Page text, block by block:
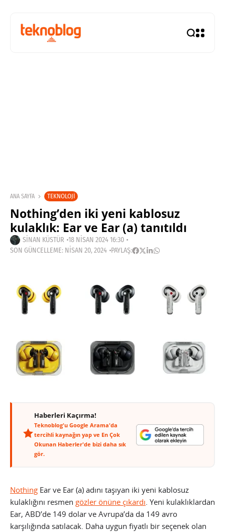
ANA SAYFA TEKNOLOJI
Nothing’den iki yeni kablosuz
kulaklık: Ear ve Ear (a) tanıtıldı
SINAN KÜSTÜR 18 NISAN 2024 16:30
SON GÜNCELLEME: NISAN 20, 2024 PAYLAŞ:
Haberleri Kaçırma!
Teknoblog'u Google Arama'da
tercihli kaynağın yap ve En Çok
Okunan Haberler'de bizi daha sık
gör.
Nothing Ear ve Ear (a) adını taşıyan iki yeni kablosuz
kulaklığını resmen gözler önüne çıkardı. Yeni kulaklıklardan
Ear, ABD’de 149 dolar ve Avrupa’da da 149 avro
karşılığında satılacak. Daha uygun fiyatlı bir seçenek olan